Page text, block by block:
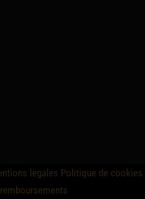
legales Politique de cookies